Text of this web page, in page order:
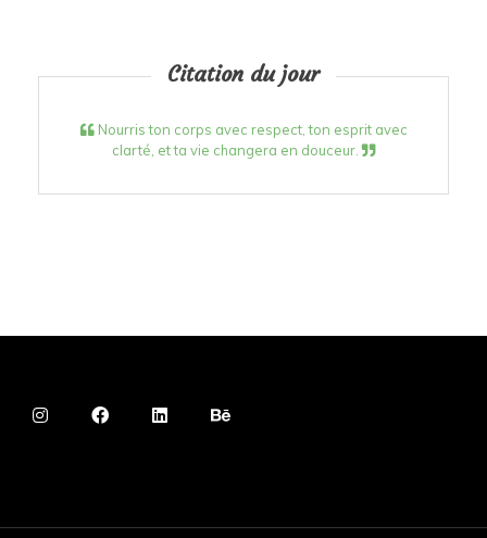
Citation du jour
Nourris ton corps avec respect, ton esprit avec
clarté, et ta vie changera en douceur.